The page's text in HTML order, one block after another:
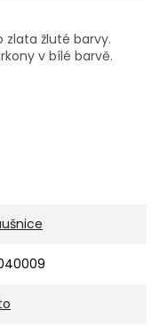
zlata žluté barvy.
v bílé barvě.